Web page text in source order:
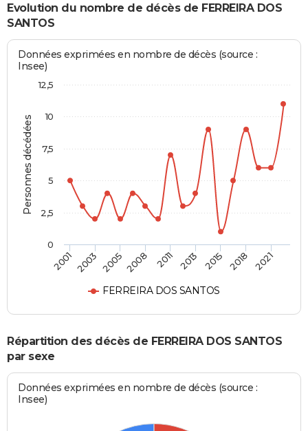
Evolution du nombre de décès de FERREIRA DOS
SANTOS
Personnes décédées
Données exprimées en nombre de décès (source :
Insee)
FERREIRA DOS SANTOS
2001 2003 20052008 2011 2013 2015 2018 2021
0
2,5
5
7,5
10
12,5
Répartition des décès de FERREIRA DOS SANTOS
par sexe
Données exprimées en nombre de décès (source :
Insee)